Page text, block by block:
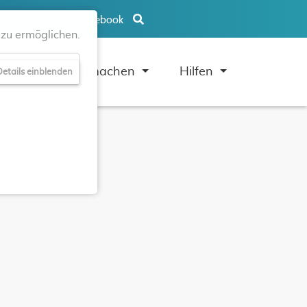
Facebook
Mitmachen Hilfen
ermöglichen.
einblenden